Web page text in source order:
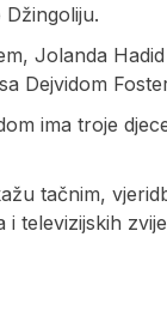
Jolanda
Dejvidom
ima troje
tačnim,
i televizijskih